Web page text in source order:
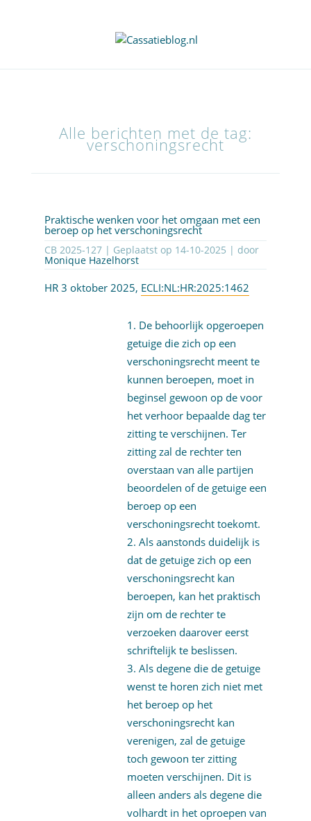
Alle berichten met de tag:
verschoningsrecht
Praktische wenken voor het omgaan met een
beroep op het verschoningsrecht
CB 2025-127 | Geplaatst op 14-10-2025 | door
Monique Hazelhorst
HR 3 oktober 2025, ECLI:NL:HR:2025:1462
De behoorlijk opgeroepen
getuige die zich op een
verschoningsrecht meent te
kunnen beroepen, moet in
beginsel gewoon op de voor
het verhoor bepaalde dag ter
zitting te verschijnen. Ter
zitting zal de rechter ten
overstaan van alle partijen
beoordelen of de getuige een
beroep op een
verschoningsrecht toekomt.
Als aanstonds duidelijk is
dat de getuige zich op een
verschoningsrecht kan
beroepen, kan het praktisch
zijn om de rechter te
verzoeken daarover eerst
schriftelijk te beslissen.
Als degene die de getuige
wenst te horen zich niet met
het beroep op het
verschoningsrecht kan
verenigen, zal de getuige
toch gewoon ter zitting
moeten verschijnen. Dit is
alleen anders als degene die
volhardt in het oproepen van